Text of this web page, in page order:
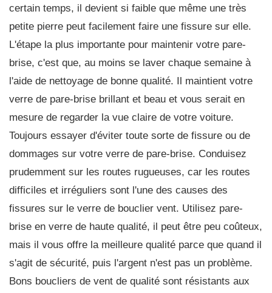
certain temps, il devient si faible que même une très
petite pierre peut facilement faire une fissure sur elle.
L'étape la plus importante pour maintenir votre pare-
brise, c'est que, au moins se laver chaque semaine à
l'aide de nettoyage de bonne qualité. Il maintient votre
verre de pare-brise brillant et beau et vous serait en
mesure de regarder la vue claire de votre voiture.
Toujours essayer d'éviter toute sorte de fissure ou de
dommages sur votre verre de pare-brise. Conduisez
prudemment sur les routes rugueuses, car les routes
difficiles et irréguliers sont l'une des causes des
fissures sur le verre de bouclier vent. Utilisez pare-
brise en verre de haute qualité, il peut être peu coûteux,
mais il vous offre la meilleure qualité parce que quand il
s'agit de sécurité, puis l'argent n'est pas un problème.
Bons boucliers de vent de qualité sont résistants aux